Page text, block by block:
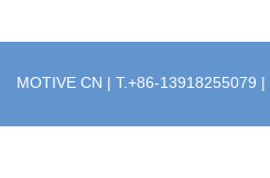
MOTIVE CN | T.+86-13918255079 |